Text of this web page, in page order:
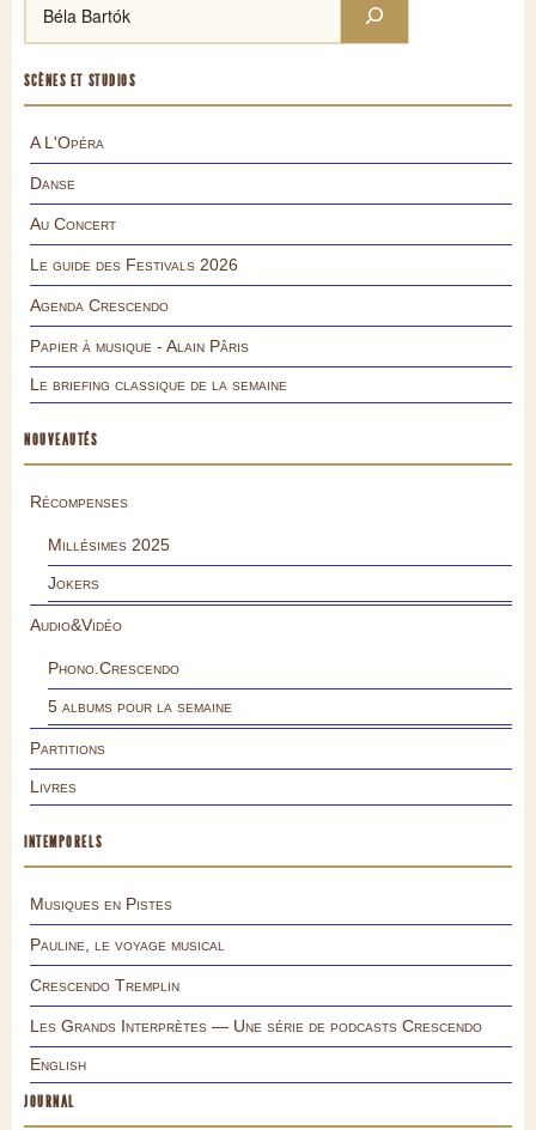
SCÈNES ET STUDIOS
A L'Opéra
Danse
Au Concert
Le guide des Festivals 2026
Agenda Crescendo
Papier à musique - Alain Pâris
Le briefing classique de la semaine
NOUVEAUTÉS
Récompenses
Millésimes 2025
Jokers
Audio&Vidéo
Phono.Crescendo
5 albums pour la semaine
Partitions
Livres
INTEMPORELS
Musiques en Pistes
Pauline, le voyage musical
Crescendo Tremplin
Les Grands Interprètes — Une série de podcasts Crescendo
English
JOURNAL